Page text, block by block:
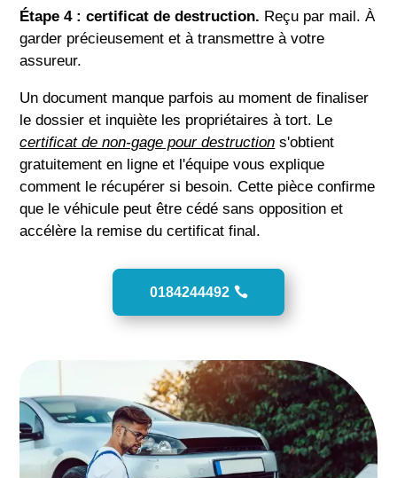
Étape 4 : certificat de destruction. Reçu par mail. À
garder précieusement et à transmettre à votre
assureur.
Un document manque parfois au moment de finaliser
le dossier et inquiète les propriétaires à tort. Le
certificat de non-gage pour destruction s'obtient
gratuitement en ligne et l'équipe vous explique
comment le récupérer si besoin. Cette pièce confirme
que le véhicule peut être cédé sans opposition et
accélère la remise du certificat final.
0184244492